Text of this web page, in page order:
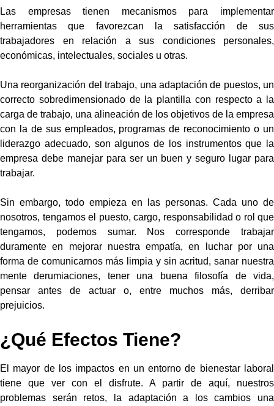
Las empresas tienen mecanismos para implementar
herramientas que favorezcan la satisfacción de sus
trabajadores en relación a sus condiciones personales,
económicas, intelectuales, sociales u otras.
Una reorganización del trabajo, una adaptación de puestos, un
correcto sobredimensionado de la plantilla con respecto a la
carga de trabajo, una alineación de los objetivos de la empresa
con la de sus empleados, programas de reconocimiento o un
liderazgo adecuado, son algunos de los instrumentos que la
empresa debe manejar para ser un buen y seguro lugar para
trabajar.
Sin embargo, todo empieza en las personas. Cada uno de
nosotros, tengamos el puesto, cargo, responsabilidad o rol que
tengamos, podemos sumar. Nos corresponde trabajar
duramente en mejorar nuestra empatía, en luchar por una
forma de comunicarnos más limpia y sin acritud, sanar nuestra
mente derumiaciones, tener una buena filosofía de vida,
pensar antes de actuar o, entre muchos más, derribar
prejuicios.
¿Qué Efectos Tiene?
El mayor de los impactos en un entorno de bienestar laboral
tiene que ver con el disfrute. A partir de aquí, nuestros
problemas serán retos, la adaptación a los cambios una